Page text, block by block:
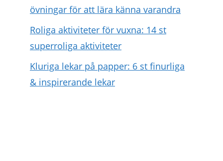
övningar för att lära känna varandra
Roliga aktiviteter för vuxna: 14 st
superroliga aktiviteter
Kluriga lekar på papper: 6 st finurliga
& inspirerande lekar